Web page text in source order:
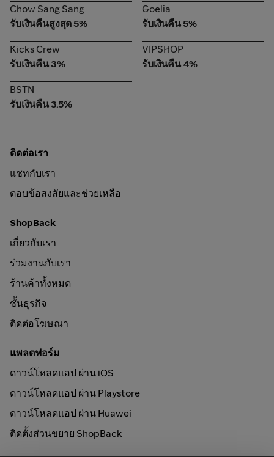
Chow Sang Sang
Chow Sang Sang
รับเงินคืนสูงสุด 5%
Goelia
Goelia
รับเงินคืน 5%
Kicks Crew
Kicks Crew
รับเงินคืน 3%
VIPSHOP
VIPSHOP
รับเงินคืน 4%
BSTN
BSTN
รับเงินคืน 3.5%
ติดต่อเรา
แชทกับเรา
ตอบข้อสงสัยและช่วยเหลือ
ShopBack
เกี่ยวกับเรา
ร่วมงานกับเรา
ร้านค้าทั้งหมด
ชั้นธุรกิจ
ติดต่อโฆษณา
แพลตฟอร์ม
ดาวน์โหลดแอป ผ่าน iOS
ดาวน์โหลดแอป ผ่าน Playstore
ดาวน์โหลดแอป ผ่าน Huawei
ติดตั้งส่วนขยาย ShopBack